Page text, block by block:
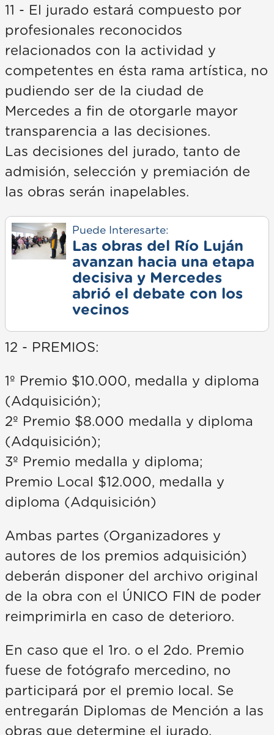
11 - El jurado estará compuesto por
profesionales reconocidos
relacionados con la actividad y
competentes en ésta rama artística, no
pudiendo ser de la ciudad de
Mercedes a fin de otorgarle mayor
transparencia a las decisiones.
Las decisiones del jurado, tanto de
admisión, selección y premiación de
las obras serán inapelables.
Puede Interesarte:
Las obras del Río Luján
avanzan hacia una etapa
decisiva y Mercedes
abrió el debate con los
vecinos
12 - PREMIOS:
1º Premio $10.000, medalla y diploma
(Adquisición);
2º Premio $8.000 medalla y diploma
(Adquisición);
3º Premio medalla y diploma;
Premio Local $12.000, medalla y
diploma (Adquisición)
Ambas partes (Organizadores y
autores de los premios adquisición)
deberán disponer del archivo original
de la obra con el ÚNICO FIN de poder
reimprimirla en caso de deterioro.
En caso que el 1ro. o el 2do. Premio
fuese de fotógrafo mercedino, no
participará por el premio local. Se
entregarán Diplomas de Mención a las
obras que determine el jurado.